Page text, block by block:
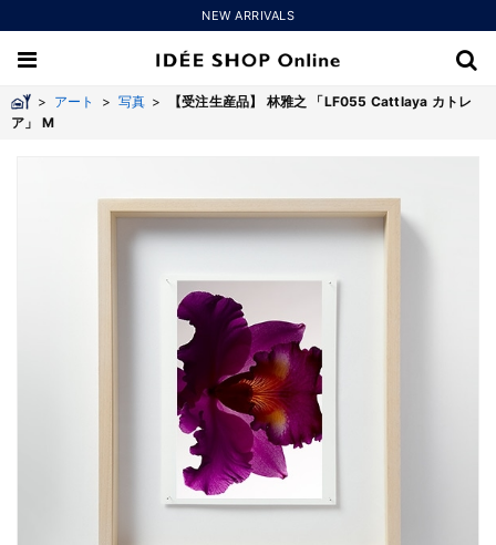
NEW ARRIVALS
> アート > 写真 >
【受注生産品】 林雅之 「LF055 Cattlaya カトレ
ア」 M